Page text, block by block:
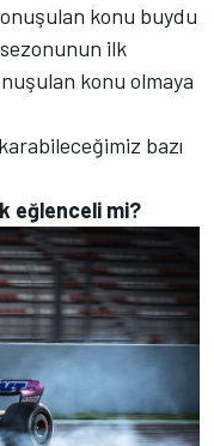
konu buydu
ilk
konu olmaya
bazı
eğlenceli mi?